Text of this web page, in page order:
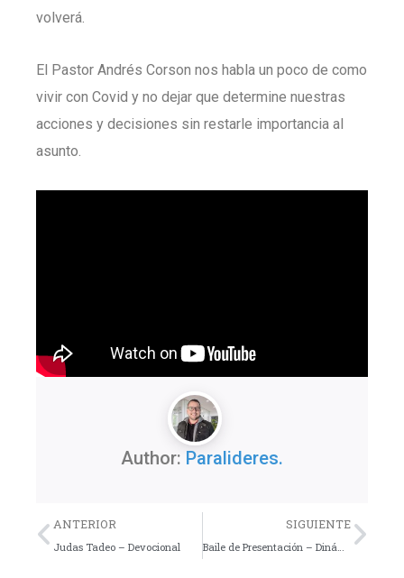
volverá.
El Pastor Andrés Corson nos habla un poco de como
vivir con Covid y no dejar que determine nuestras
acciones y decisiones sin restarle importancia al
asunto.
Author: Paralideres.
Previo
ANTERIOR
Judas Tadeo – Devocional
SIGUIENTE